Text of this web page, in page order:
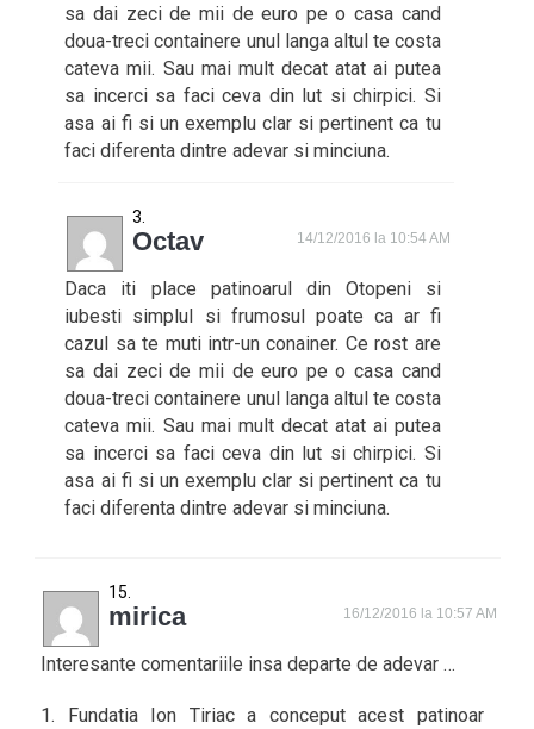
sa dai zeci de mii de euro pe o casa cand
doua-treci containere unul langa altul te costa
cateva mii. Sau mai mult decat atat ai putea
sa incerci sa faci ceva din lut si chirpici. Si
asa ai fi si un exemplu clar si pertinent ca tu
faci diferenta dintre adevar si minciuna.
Octav 14/12/2016 la 10:54 AM
Daca iti place patinoarul din Otopeni si
iubesti simplul si frumosul poate ca ar fi
cazul sa te muti intr-un conainer. Ce rost are
sa dai zeci de mii de euro pe o casa cand
doua-treci containere unul langa altul te costa
cateva mii. Sau mai mult decat atat ai putea
sa incerci sa faci ceva din lut si chirpici. Si
asa ai fi si un exemplu clar si pertinent ca tu
faci diferenta dintre adevar si minciuna.
mirica 16/12/2016 la 10:57 AM
Interesante comentariile insa departe de adevar …
1. Fundatia Ion Tiriac a conceput acest patinoar